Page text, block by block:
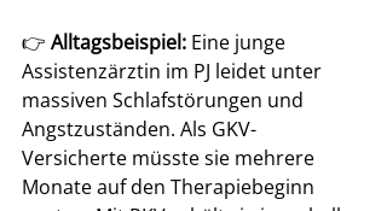
👉 Alltagsbeispiel: Eine junge
Assistenzärztin im PJ leidet unter
massiven Schlafstörungen und
Angstzuständen. Als GKV-
Versicherte müsste sie mehrere
Monate auf den Therapiebeginn